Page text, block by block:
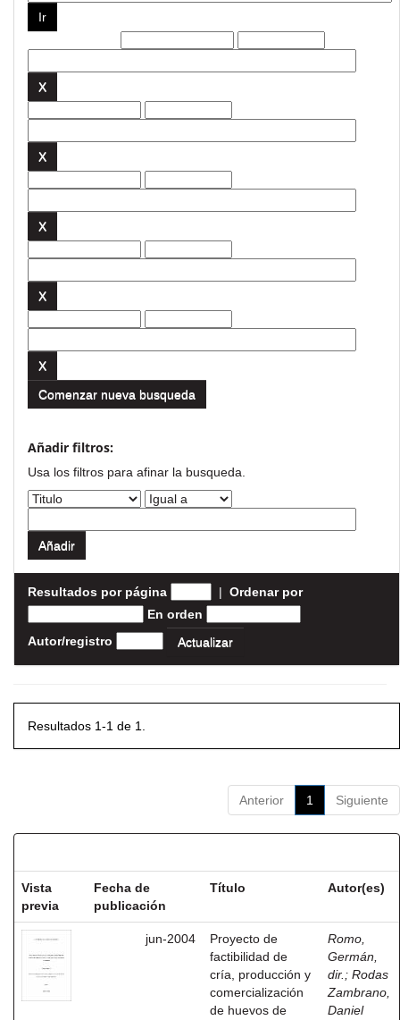
Comenzar nueva busqueda
Añadir filtros:
Usa los filtros para afinar la busqueda.
Resultados por página | Ordenar por
En orden
Autor/registro
Resultados 1-1 de 1.
Anterior 1 Siguiente
Vista
previa
Fecha de
publicación
Título Autor(es)
jun-2004
Proyecto de
factibilidad de
cría, producción y
comercialización
de huevos de
Romo,
Germán,
dir. ; Rodas
Zambrano,
Daniel